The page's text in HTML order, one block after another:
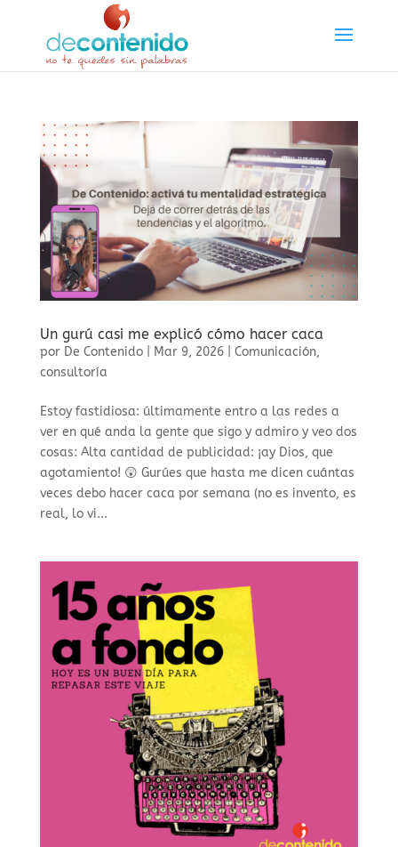
Un gurú casi me explicó cómo hacer caca
por De Contenido| Mar 9, 2026| Comunicación,
consultoría
Estoy fastidiosa: últimamente entro a las redes a
ver en qué anda la gente que sigo y admiro y veo dos
cosas: Alta cantidad de publicidad: ¡ay Dios, que
agotamiento! 😲 Gurúes que hasta me dicen cuántas
veces debo hacer caca por semana (no es invento, es
real, lo vi...